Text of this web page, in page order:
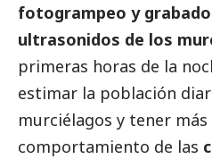
fotogrampeo y
ultrasonidos de los
primeras horas de la
estimar la población
murciélagos y tener
comportamiento de las